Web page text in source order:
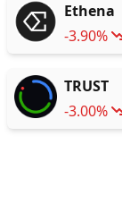
Ethena
-3.90%
TRUST
-3.00%